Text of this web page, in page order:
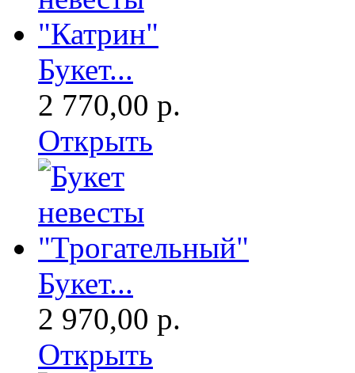
Букет...
2 770,00 р.
Открыть
Букет...
2 970,00 р.
Открыть